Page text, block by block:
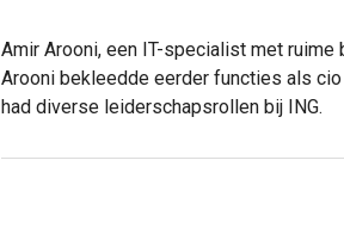
Amir Arooni, een IT-specialist met
Arooni bekleedde eerder functies als
had diverse leiderschapsrollen bij ING.